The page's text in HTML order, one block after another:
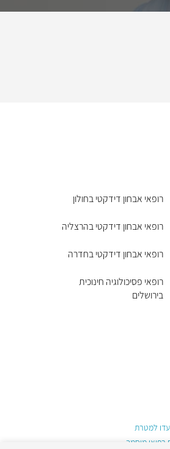
רופאי אבחון דידקטי בחולון
רופאי אבחון דידקטי בהרצליה
רופאי אבחון דידקטי בחדרה
רופאי פסיכולוגיה חינוכית
בירושלים
למטרת
רפואי מוסמך